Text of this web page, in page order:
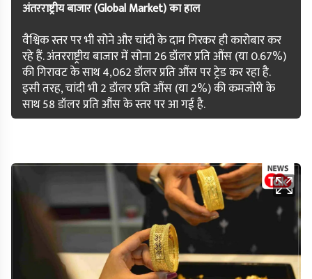
अंतरराष्ट्रीय बाजार (Global Market) का हाल
वैश्विक स्तर पर भी सोने और चांदी के दाम गिरकर ही कारोबार कर
रहे हैं. अंतरराष्ट्रीय बाजार में सोना 26 डॉलर प्रति औंस (या 0.67%)
की गिरावट के साथ 4,062 डॉलर प्रति औंस पर ट्रेड कर रहा है.
इसी तरह, चांदी भी 2 डॉलर प्रति औंस (या 2%) की कमजोरी के
साथ 58 डॉलर प्रति औंस के स्तर पर आ गई है.